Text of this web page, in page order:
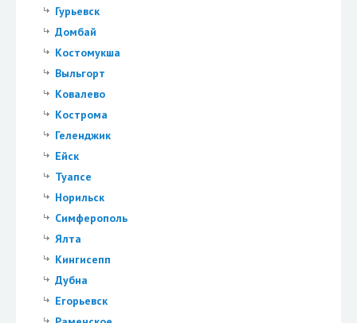
Гурьевск
Домбай
Костомукша
Выльгорт
Ковалево
Кострома
Геленджик
Ейск
Туапсе
Норильск
Симферополь
Ялта
Кингисепп
Дубна
Егорьевск